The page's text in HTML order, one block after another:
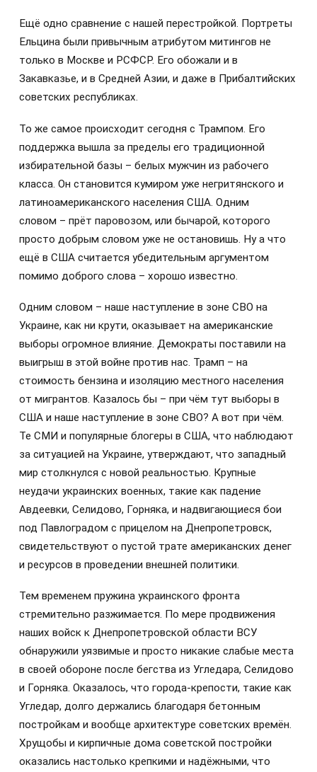
Ещё одно сравнение с нашей перестройкой. Портреты
Ельцина были привычным атрибутом митингов не
только в Москве и РСФСР. Его обожали и в
Закавказье, и в Средней Азии, и даже в Прибалтийских
советских республиках.
То же самое происходит сегодня с Трампом. Его
поддержка вышла за пределы его традиционной
избирательной базы – белых мужчин из рабочего
класса. Он становится кумиром уже негритянского и
латиноамериканского населения США. Одним
словом – прёт паровозом, или бычарой, которого
просто добрым словом уже не остановишь. Ну а что
ещё в США считается убедительным аргументом
помимо доброго слова – хорошо известно.
Одним словом – наше наступление в зоне СВО на
Украине, как ни крути, оказывает на американские
выборы огромное влияние. Демократы поставили на
выигрыш в этой войне против нас. Трамп – на
стоимость бензина и изоляцию местного населения
от мигрантов. Казалось бы – при чём тут выборы в
США и наше наступление в зоне СВО? А вот при чём.
Те СМИ и популярные блогеры в США, что наблюдают
за ситуацией на Украине, утверждают, что западный
мир столкнулся с новой реальностью. Крупные
неудачи украинских военных, такие как падение
Авдеевки, Селидово, Горняка, и надвигающиеся бои
под Павлоградом с прицелом на Днепропетровск,
свидетельствуют о пустой трате американских денег
и ресурсов в проведении внешней политики.
Тем временем пружина украинского фронта
стремительно разжимается. По мере продвижения
наших войск к Днепропетровской области ВСУ
обнаружили уязвимые и просто никакие слабые места
в своей обороне после бегства из Угледара, Селидово
и Горняка. Оказалось, что города-крепости, такие как
Угледар, долго держались благодаря бетонным
постройкам и вообще архитектуре советских времён.
Хрущобы и кирпичные дома советской постройки
оказались настолько крепкими и надёжными, что